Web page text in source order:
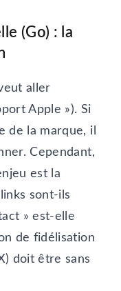
(Go) : la
aller
Apple »). Si
de la marque, il
Cependant,
est la
sont-ils
» est-elle
de fidélisation
doit être sans